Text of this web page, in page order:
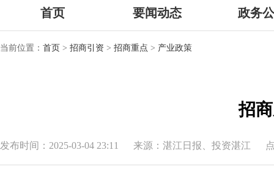
首页 要闻动态 政务
当前位置： 首页 > 招商引资 > 招商重点 > 产业政策
招
发布时间：2025-03-04 23:11 来源：湛江日报、投资湛江